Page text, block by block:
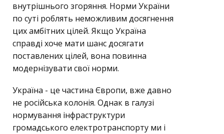
внутрішнього згоряння. Норми України
по суті роблять неможливим досягнення
цих амбітних цілей. Якщо Україна
справді хоче мати шанс досягати
поставлених цілей, вона повинна
модернізувати свої норми.
Україна - це частина Європи, вже давно
не російська колонія. Однак в галузі
нормування інфраструктури
громадського електротранспорту ми і